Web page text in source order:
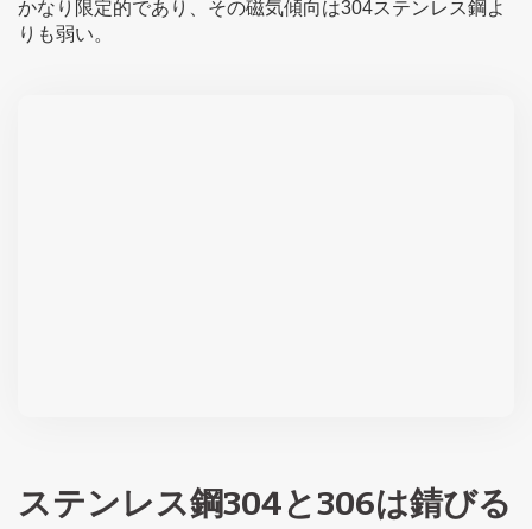
かなり限定的であり、その磁気傾向は304ステンレス鋼よ
りも弱い。
ステンレス鋼304と306は錆びる